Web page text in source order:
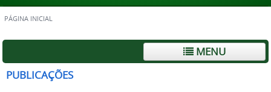
PÁGINA INICIAL
MENU
PUBLICAÇÕES